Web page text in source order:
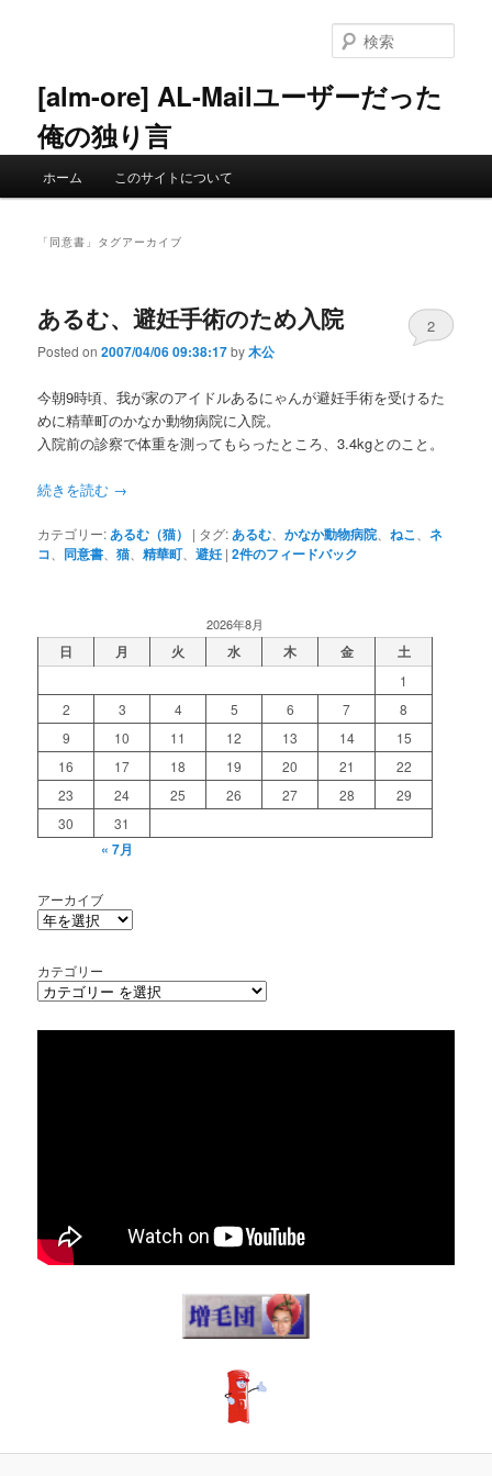
ン
へ
ツ
移
[alm-ore] AL-Mailユーザーだった
俺の独り言
索
ホーム このサイトについて
「 同意書 」タグアーカイブ
あるむ、避妊手術のため入院
Posted on2007/04/06 09:38:17by木公
2
今朝9時頃、我が家のアイドルあるにゃんが避妊手術を受けるた
めに精華町のかなか動物病院に入院。
入院前の診察で体重を測ってもらったところ、3.4kgとのこと。
続きを読む →
カテゴリー:あるむ（猫） | タグ:あるむ 、かなか動物病院 、ねこ 、ネ
コ
同意書 、猫 、精華町、避妊 |2件のフィードバック
2026年8月
日 月 火 水 木 金 土
1
2
3 4 5 6 7
8
9
10 11 12 13 14
15
16
17 18 19 20 21
22
23
24 25 26 27 28
29
30
31
« 7月
アーカイブ
カテゴリー